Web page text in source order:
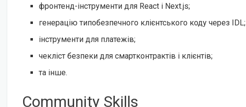
фронтенд-інструменти для React і Next.js;
генерацію типобезпечного клієнтського коду через IDL;
інструменти для платежів;
чекліст безпеки для смартконтрактів і клієнтів;
та інше.
Community Skills